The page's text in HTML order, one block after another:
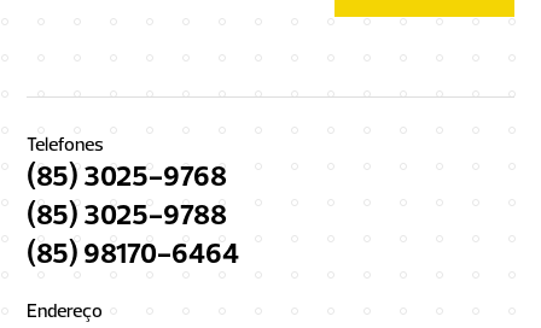
Telefones
(85) 3025-9768
(85) 3025-9788
(85) 98170-6464
Endereço